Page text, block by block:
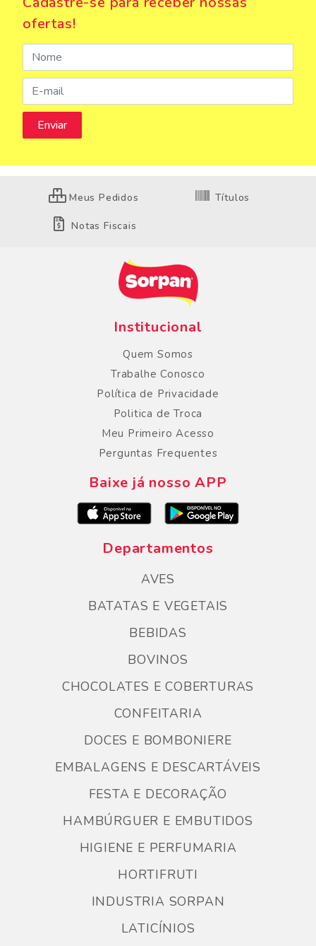
ofertas!
Meus Pedidos Títulos
Notas Fiscais
Institucional
Quem Somos
Trabalhe Conosco
Política de Privacidade
Politica de Troca
Meu Primeiro Acesso
Perguntas Frequentes
Baixe já nosso APP
Departamentos
AVES
BATATAS E VEGETAIS
BEBIDAS
BOVINOS
CHOCOLATES E COBERTURAS
CONFEITARIA
DOCES E BOMBONIERE
EMBALAGENS E DESCARTÁVEIS
FESTA E DECORAÇÃO
HAMBÚRGUER E EMBUTIDOS
HIGIENE E PERFUMARIA
HORTIFRUTI
INDUSTRIA SORPAN
LATICÍNIOS